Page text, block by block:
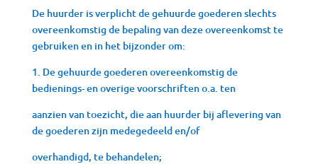
De huurder is verplicht de gehuurde goederen slechts
overeenkomstig de bepaling van deze overeenkomst te
gebruiken en in het bijzonder om:
1. De gehuurde goederen overeenkomstig de
bedienings- en overige voorschriften o.a. ten
aanzien van toezicht, die aan huurder bij aflevering van
de goederen zijn medegedeeld en/of
overhandigd, te behandelen;